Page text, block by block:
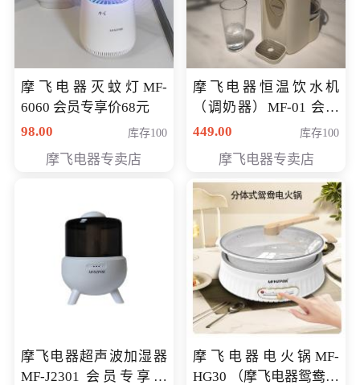
摩飞电器灭蚊灯MF-
6060 会员专享价68元
98.00
库存100
摩飞电器专卖店
摩飞电器恒温饮水机
（调奶器）MF-01 会员
专享价366元
449.00 库存100
摩飞电器专卖店
摩飞电器超声波加湿器
MF-J2301 会员专享价
摩飞电器电火锅MF-
HG30 （摩飞电器鸳鸯锅